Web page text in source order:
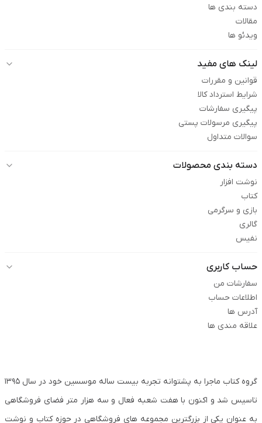
دسته بندی ها
مقالات
ویدئو ها
لینک های مفید
قوانین و مقررات
شرایط استرداد کالا
پیگیری سفارشات
پیگیری مرسولات پستی
سوالات متداول
دسته بندی محصولات
نوشت افزار
کتاب
بازی و سرگرمی
گالری
نفیس
حساب کاربری
سفارشات من
اطلاعات حساب
آدرس ها
علاقه مندی ها
گروه کتاب ماجرا به پشتوانه تجربه بیست ساله موسسین خود در سال ۱۳۹۵
تاسیس شد و اکنون با هفت شعبه فعال و سه هزار متر فضای فروشگاهی
به عنوان یکی از بزرگترین مجموعه های فروشگاهی در حوزه کتاب و نوشت